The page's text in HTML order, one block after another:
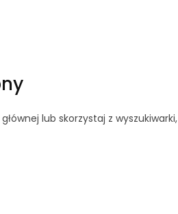
lub skorzystaj z wyszukiwarki,